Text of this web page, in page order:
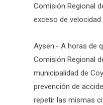
Comisión Regional
exceso de
Aysen.- A horas de
Comisión Regional
municipalidad de
prevención de
repetir las mismas